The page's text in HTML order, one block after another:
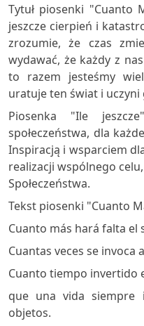
Tytuł piosenki "Cuanto
jeszcze cierpień i
zrozumie, że czas
wydawać, że każdy z
to razem jesteśmy
uratuje ten świat i
Piosenka "Ile
społeczeństwa, dla
Inspiracją i wsparciem
realizacji wspólnego
Społeczeństwa.
Tekst piosenki "Cuanto
Cuanto más hará falta el
Cuantas veces se invoca
Cuanto tiempo invertido
que una vida siempre
objetos.